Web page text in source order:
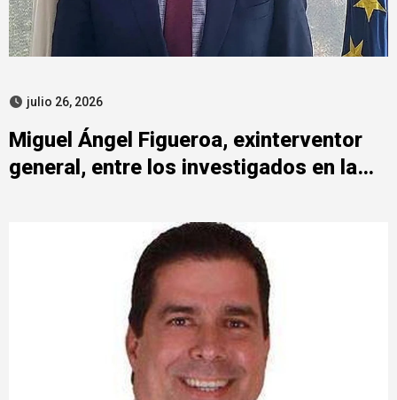
julio 26, 2026
Miguel Ángel Figueroa, exinterventor
general, entre los investigados en la